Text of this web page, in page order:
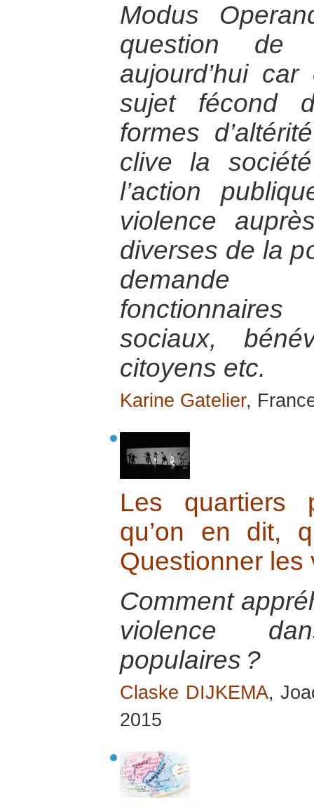
Modus
question de
aujourd’hui
sujet fécond
formes
clive la
l’action
violence
diverses de la
demande
sociaux,
citoyens etc.
Karine Gatelier,
Les quartiers
qu’on en dit,
Questionner les
Comment
violence
populaires ?
Claske DIJKEMA,
2015